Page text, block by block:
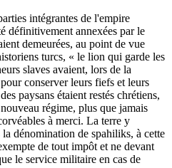
intégrantes de l'empire
définitivement annexées par le
demeurées, au point de vue
turcs, « le lion qui garde les
slaves avaient, lors de la
conserver leurs fiefs et leurs
paysans étaient restés chrétiens,
régime, plus que jamais
à merci. La terre y
dénomination de spahiliks, à cette
de tout impôt et ne devant
le service militaire en cas de